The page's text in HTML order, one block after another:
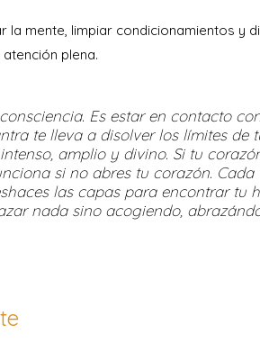
la mente, limpiar condicionamientos y
plena.
Es estar en contacto
te lleva a disolver los límites de
amplio y divino. Si tu
si no abres tu corazón.
las capas para encontrar tu
nada sino acogiendo,